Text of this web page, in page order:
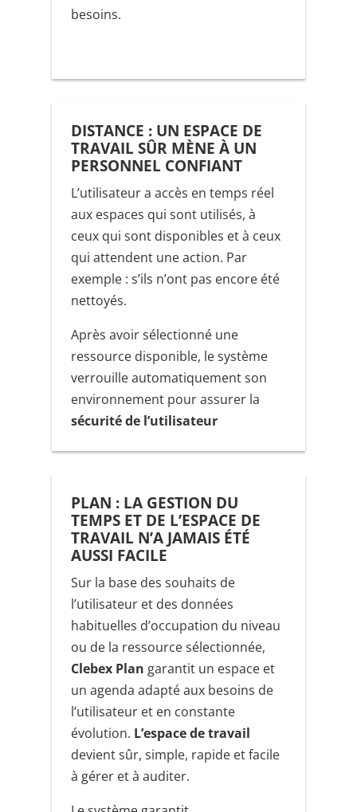
besoins.
DISTANCE : UN ESPACE DE
TRAVAIL SÛR MÈNE À UN
PERSONNEL CONFIANT
L’utilisateur a accès en temps réel
aux espaces qui sont utilisés, à
ceux qui sont disponibles et à ceux
qui attendent une action. Par
exemple : s’ils n’ont pas encore été
nettoyés.
Après avoir sélectionné une
ressource disponible, le système
verrouille automatiquement son
environnement pour assurer la
sécurité de l’utilisateur
PLAN : LA GESTION DU
TEMPS ET DE L’ESPACE DE
TRAVAIL N’A JAMAIS ÉTÉ
AUSSI FACILE
Sur la base des souhaits de
l’utilisateur et des données
habituelles d’occupation du niveau
ou de la ressource sélectionnée,
Clebex Plan garantit un espace et
un agenda adapté aux besoins de
l’utilisateur et en constante
évolution. L’espace de travail
devient sûr, simple, rapide et facile
à gérer et à auditer.